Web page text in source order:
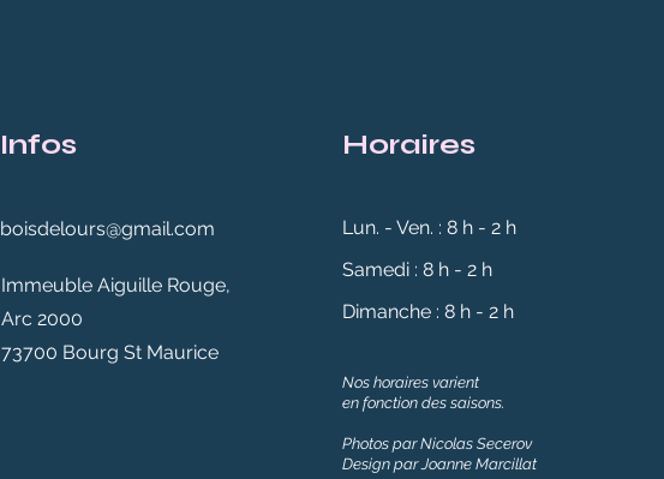
Infos
boisdelours@gmail.com
Immeuble Aiguille Rouge,
Arc 2000
73700 Bourg St Maurice
Horaires
Lun. - Ven. : 8 h - 2 h
​​Samedi : 8 h - 2 h
​Dimanche : 8 h - 2 h
Nos horaires varient
en fonction des saisons.
Photos par Nicolas Secerov
Design par Joanne Marcillat